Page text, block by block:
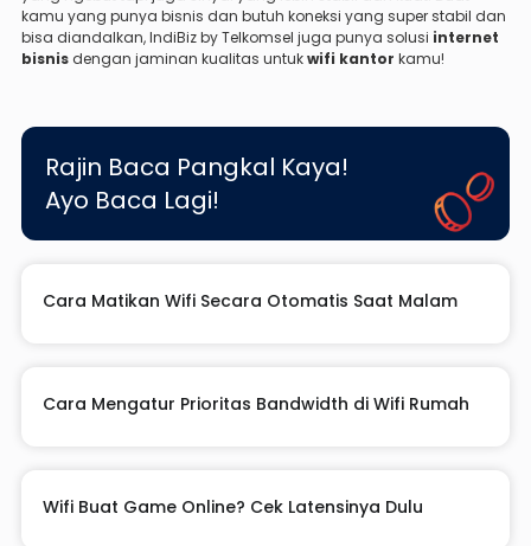
kamu yang punya bisnis dan butuh koneksi yang super stabil dan
bisa diandalkan, IndiBiz by Telkomsel juga punya solusi internet
bisnisdengan jaminan kualitas untukwifi kantor kamu!
Rajin Baca Pangkal Kaya!
Ayo Baca Lagi!
Cara Matikan Wifi Secara Otomatis Saat Malam
Cara Mengatur Prioritas Bandwidth di Wifi Rumah
Wifi Buat Game Online? Cek Latensinya Dulu